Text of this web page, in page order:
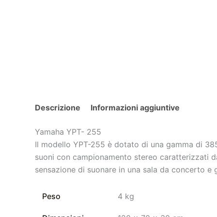
Descrizione Informazioni aggiuntive
Yamaha YPT- 255
Il modello YPT-255 è dotato di una gamma di
suoni con campionamento stereo caratterizzati
sensazione di suonare in una sala da concerto
Peso 4 kg